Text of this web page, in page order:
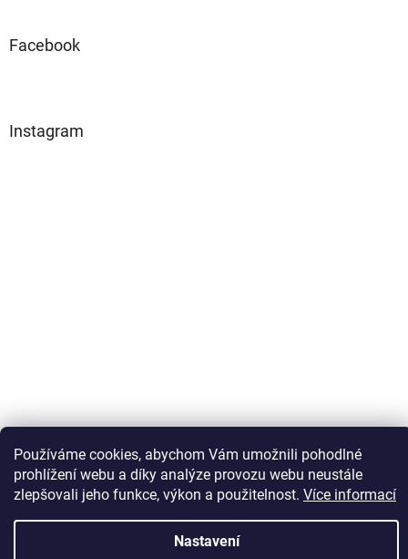
Používáme cookies, abychom Vám umožnili pohodlné
prohlížení webu a díky analýze provozu webu neustále
zlepšovali jeho funkce, výkon a použitelnost. Více informací
Nastavení
Facebook
Instagram
Sledovat na Instagramu
Vytvořil Shoptet